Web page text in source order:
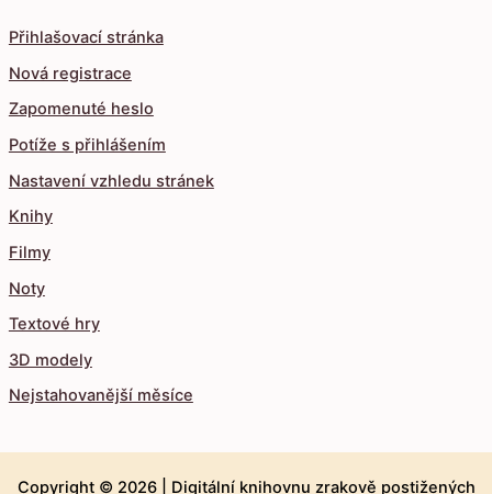
Přihlašovací stránka
Nová registrace
Zapomenuté heslo
Potíže s přihlášením
Nastavení vzhledu stránek
Knihy
Filmy
Noty
Textové hry
3D modely
Nejstahovanější měsíce
Copyright © 2026 | Digitální knihovnu zrakově postižených